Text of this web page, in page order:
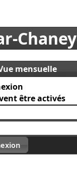
Chaney
mensuelle
être activés